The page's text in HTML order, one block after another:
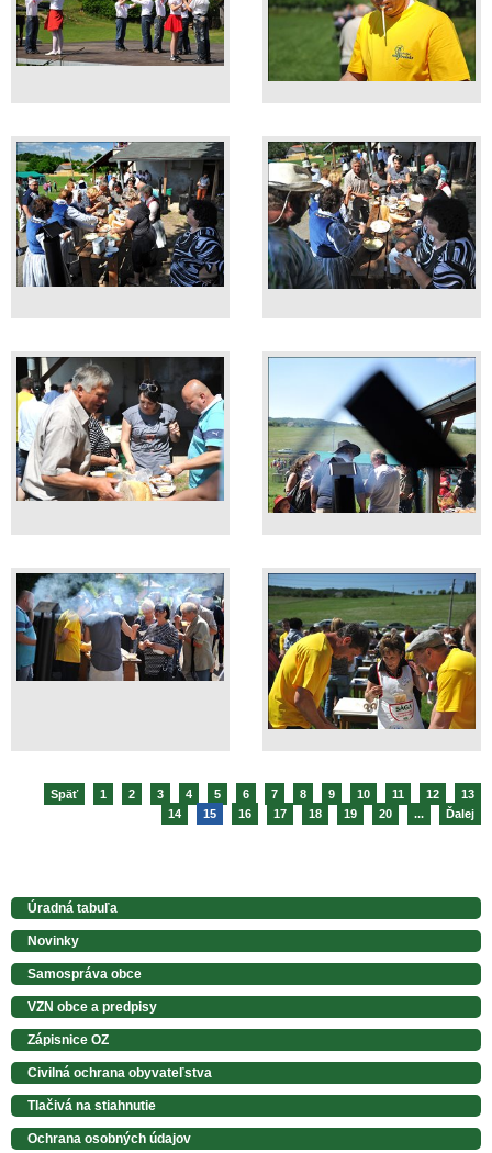
Späť 1 2 3 4 5 6 7 8 9 10 11 12
13
14
15 16 17 18 19 20 ... Ďalej
Úradná tabuľa
Novinky
Samospráva obce
VZN obce a predpisy
Zápisnice OZ
Civilná ochrana obyvateľstva
Tlačivá na stiahnutie
Ochrana osobných údajov